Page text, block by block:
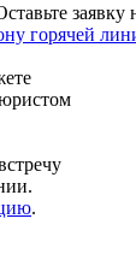
заявку
горячей
юристом
.